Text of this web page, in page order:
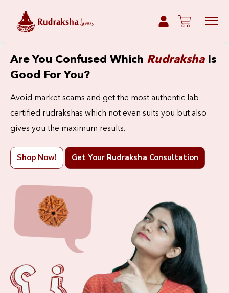
Are You Confused Which RudrakshaIs
Good For You?
Avoid market scams and get the most authentic lab
certified rudrakshas which not even suits you but also
gives you the maximum results.
Shop Now! Get Your Rudraksha Consultation